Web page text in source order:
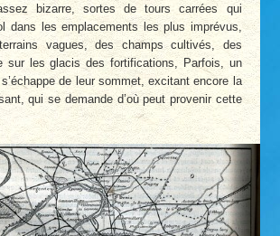
bizarre, sortes de tours carrées qui
dans les emplacements les plus imprévus,
vagues, des champs cultivés, des
sur les glacis des fortifications, Parfois, un
de leur sommet, excitant encore la
qui se demande d’où peut provenir cette